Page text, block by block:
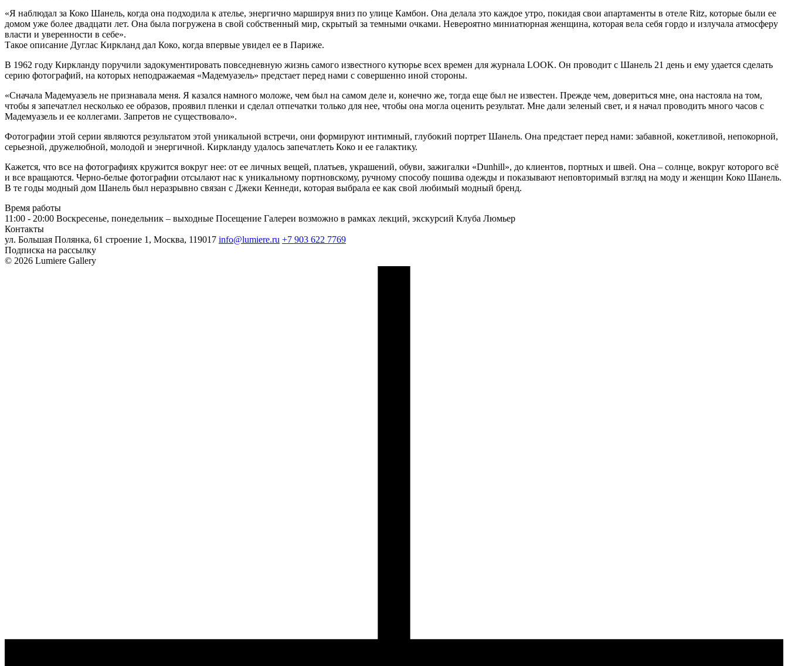
«Я наблюдал за Коко Шанель, когда она подходила к ателье, энергично маршируя вниз по улице Камбон. Она делала это каждое утро, покидая свои апартаменты в отеле Ritz, которые были ее
домом уже более двадцати лет. Она была погружена в свой собственный мир, скрытый за темными очками. Невероятно миниатюрная женщина, которая вела себя гордо и излучала атмосферу
власти и уверенности в себе».
Такое описание Дуглас Киркланд дал Коко, когда впервые увидел ее в Париже.
В 1962 году Киркланду поручили задокументировать повседневную жизнь самого известного кутюрье всех времен для журнала LOOK. Он проводит с Шанель 21 день и ему удается сделать
серию фотографий, на которых неподражаемая «Мадемуазель» предстает перед нами с совершенно иной стороны.
«Сначала Мадемуазель не признавала меня. Я казался намного моложе, чем был на самом деле и, конечно же, тогда еще был не известен. Прежде чем, довериться мне, она настояла на том,
чтобы я запечатлел несколько ее образов, проявил пленки и сделал отпечатки только для нее, чтобы она могла оценить результат. Мне дали зеленый свет, и я начал проводить много часов с
Мадемуазель и ее коллегами. Запретов не существовало».
Фотографии этой серии являются результатом этой уникальной встречи, они формируют интимный, глубокий портрет Шанель. Она предстает перед нами: забавной, кокетливой, непокорной,
серьезной, дружелюбной, молодой и энергичной. Киркланду удалось запечатлеть Коко и ее галактику.
Кажется, что все на фотографиях кружится вокруг нее: от ее личных вещей, платьев, украшений, обуви, зажигалки «Dunhill», до клиентов, портных и швей. Она – солнце, вокруг которого всё
и все вращаются. Черно-белые фотографии отсылают нас к уникальному портновскому, ручному способу пошива одежды и показывают неповторимый взгляд на моду и женщин Коко Шанель.
В те годы модный дом Шанель был неразрывно связан с Джеки Кеннеди, которая выбрала ее как свой любимый модный бренд.
Время работы
11:00 - 20:00 Воскресенье, понедельник – выходные Посещение Галереи возможно в рамках лекций, экскурсий Клуба Люмьер
Контакты
ул. Большая Полянка, 61 строение 1, Москва, 119017 info@lumiere.ru +7 903 622 7769
Подписка на рассылку
© 2026 Lumiere Gallery